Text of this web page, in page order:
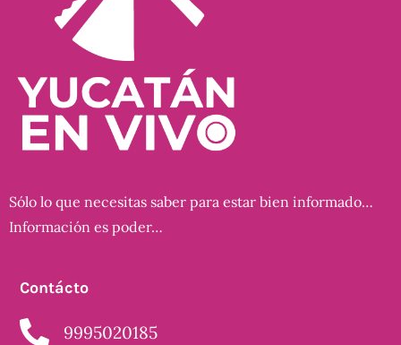
Sólo lo que necesitas saber para estar bien informado…
Información es poder…
Contácto
9995020185